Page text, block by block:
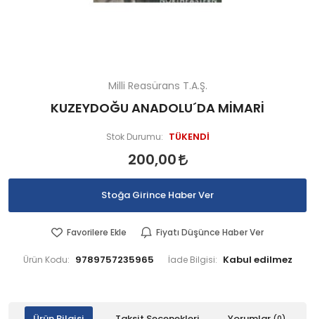
Milli Reasürans T.A.Ş.
KUZEYDOĞU ANADOLU´DA MİMARİ
Stok Durumu: TÜKENDİ
200,00
Stoğa Girince Haber Ver
Favorilere Ekle Fiyatı Düşünce Haber Ver
Ürün Kodu: 9789757235965 İade Bilgisi: